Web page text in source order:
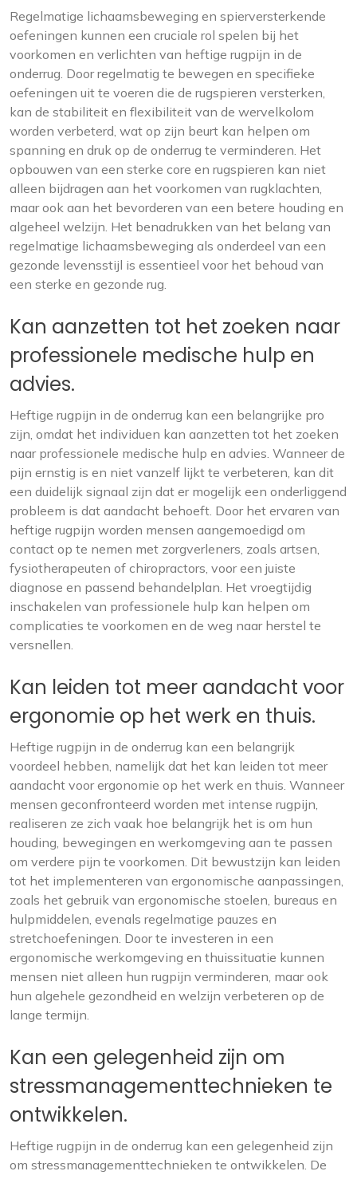
Regelmatige lichaamsbeweging en spierversterkende
oefeningen kunnen een cruciale rol spelen bij het
voorkomen en verlichten van heftige rugpijn in de
onderrug. Door regelmatig te bewegen en specifieke
oefeningen uit te voeren die de rugspieren versterken,
kan de stabiliteit en flexibiliteit van de wervelkolom
worden verbeterd, wat op zijn beurt kan helpen om
spanning en druk op de onderrug te verminderen. Het
opbouwen van een sterke core en rugspieren kan niet
alleen bijdragen aan het voorkomen van rugklachten,
maar ook aan het bevorderen van een betere houding en
algeheel welzijn. Het benadrukken van het belang van
regelmatige lichaamsbeweging als onderdeel van een
gezonde levensstijl is essentieel voor het behoud van
een sterke en gezonde rug.
Kan aanzetten tot het zoeken naar
professionele medische hulp en
advies.
Heftige rugpijn in de onderrug kan een belangrijke pro
zijn, omdat het individuen kan aanzetten tot het zoeken
naar professionele medische hulp en advies. Wanneer de
pijn ernstig is en niet vanzelf lijkt te verbeteren, kan dit
een duidelijk signaal zijn dat er mogelijk een onderliggend
probleem is dat aandacht behoeft. Door het ervaren van
heftige rugpijn worden mensen aangemoedigd om
contact op te nemen met zorgverleners, zoals artsen,
fysiotherapeuten of chiropractors, voor een juiste
diagnose en passend behandelplan. Het vroegtijdig
inschakelen van professionele hulp kan helpen om
complicaties te voorkomen en de weg naar herstel te
versnellen.
Kan leiden tot meer aandacht voor
ergonomie op het werk en thuis.
Heftige rugpijn in de onderrug kan een belangrijk
voordeel hebben, namelijk dat het kan leiden tot meer
aandacht voor ergonomie op het werk en thuis. Wanneer
mensen geconfronteerd worden met intense rugpijn,
realiseren ze zich vaak hoe belangrijk het is om hun
houding, bewegingen en werkomgeving aan te passen
om verdere pijn te voorkomen. Dit bewustzijn kan leiden
tot het implementeren van ergonomische aanpassingen,
zoals het gebruik van ergonomische stoelen, bureaus en
hulpmiddelen, evenals regelmatige pauzes en
stretchoefeningen. Door te investeren in een
ergonomische werkomgeving en thuissituatie kunnen
mensen niet alleen hun rugpijn verminderen, maar ook
hun algehele gezondheid en welzijn verbeteren op de
lange termijn.
Kan een gelegenheid zijn om
stressmanagementtechnieken te
ontwikkelen.
Heftige rugpijn in de onderrug kan een gelegenheid zijn
om stressmanagementtechnieken te ontwikkelen. De